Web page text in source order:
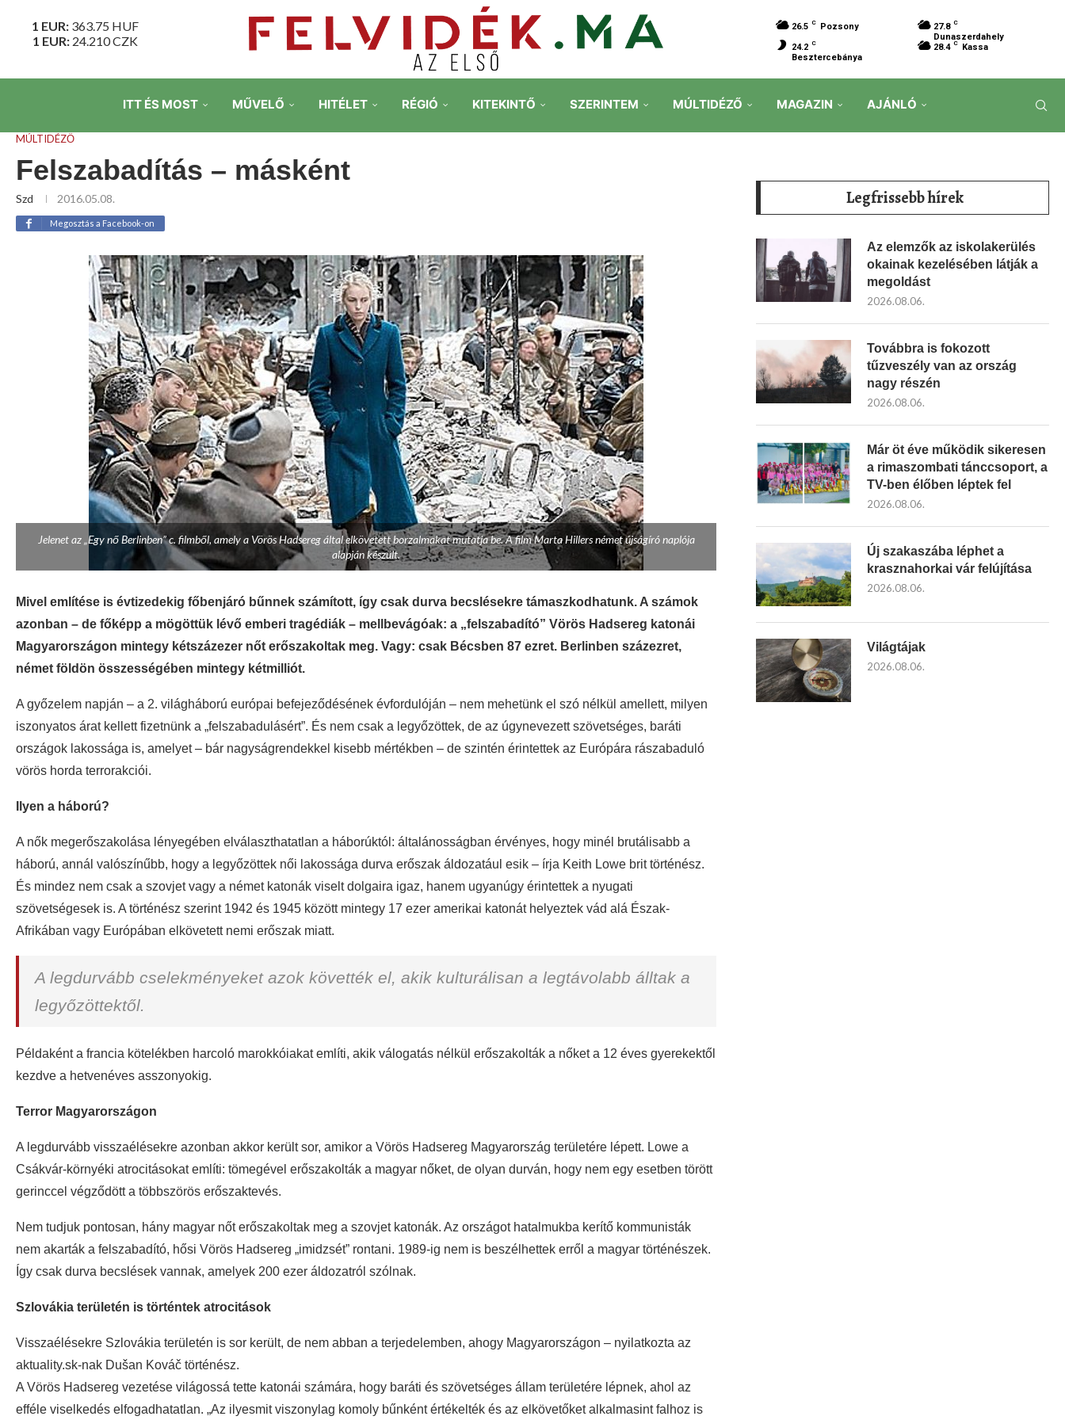
1 EUR: 363.75 HUF
1 EUR: 24.210CZK
26.5 C Pozsony 27.8 C
Dunaszerdahely
24.2 C
Besztercebánya
28.4 C Kassa
ITT ÉS MOST MŰVELŐ HITÉLET RÉGIÓ KITEKINTŐ SZERINTEM MÚLTIDÉZŐ MAGAZIN AJÁNLÓ
MÚLTIDÉZŐ
Felszabadítás – másként
Szd 2016.05.08.
Megosztás a Facebook-on
Jelenet az „Egy nő Berlinben” c. filmből, amely a Vörös Hadsereg által elkövetett borzalmakat mutatja be. A film Marta Hillers német újságíró naplója
alapján készült.
Mivel említése is évtizedekig főbenjáró bűnnek számított, így csak durva becslésekre támaszkodhatunk. A számok
azonban – de főképp a mögöttük lévő emberi tragédiák – mellbevágóak: a „felszabadító” Vörös Hadsereg katonái
Magyarországon mintegy kétszázezer nőt erőszakoltak meg. Vagy: csak Bécsben 87 ezret. Berlinben százezret,
német földön összességében mintegy kétmilliót.
A győzelem napján – a 2. világháború európai befejeződésének évfordulóján – nem mehetünk el szó nélkül amellett, milyen
iszonyatos árat kellett fizetnünk a „felszabadulásért”. És nem csak a legyőzöttek, de az úgynevezett szövetséges, baráti
országok lakossága is, amelyet – bár nagyságrendekkel kisebb mértékben – de szintén érintettek az Európára rászabaduló
vörös horda terrorakciói.
Ilyen a háború?
A nők megerőszakolása lényegében elválaszthatatlan a háborúktól: általánosságban érvényes, hogy minél brutálisabb a
háború, annál valószínűbb, hogy a legyőzöttek női lakossága durva erőszak áldozatául esik – írja Keith Lowe brit történész.
És mindez nem csak a szovjet vagy a német katonák viselt dolgaira igaz, hanem ugyanúgy érintettek a nyugati
szövetségesek is. A történész szerint 1942 és 1945 között mintegy 17 ezer amerikai katonát helyeztek vád alá Észak-
Afrikában vagy Európában elkövetett nemi erőszak miatt.
A legdurvább cselekményeket azok követték el, akik kulturálisan a legtávolabb álltak a
legyőzöttektől.
Példaként a francia kötelékben harcoló marokkóiakat említi, akik válogatás nélkül erőszakolták a nőket a 12 éves gyerekektől
kezdve a hetvenéves asszonyokig.
Terror Magyarországon
A legdurvább visszaélésekre azonban akkor került sor, amikor a Vörös Hadsereg Magyarország területére lépett. Lowe a
Csákvár-környéki atrocitásokat említi: tömegével erőszakolták a magyar nőket, de olyan durván, hogy nem egy esetben törött
gerinccel végződött a többszörös erőszaktevés.
Nem tudjuk pontosan, hány magyar nőt erőszakoltak meg a szovjet katonák. Az országot hatalmukba kerítő kommunisták
nem akarták a felszabadító, hősi Vörös Hadsereg „imidzsét” rontani. 1989-ig nem is beszélhettek erről a magyar történészek.
Így csak durva becslések vannak, amelyek 200 ezer áldozatról szólnak.
Szlovákia területén is történtek atrocitások
Visszaélésekre Szlovákia területén is sor került, de nem abban a terjedelemben, ahogy Magyarországon – nyilatkozta az
aktuality.sk-nak Dušan Kováč történész.
A Vörös Hadsereg vezetése világossá tette katonái számára, hogy baráti és szövetséges állam területére lépnek, ahol az
efféle viselkedés elfogadhatatlan. „Az ilyesmit viszonylag komoly bűnként értékelték és az elkövetőket alkalmasint falhoz is
Legfrissebb hírek
Az elemzők az iskolakerülés
okainak kezelésében látják a
megoldást
2026.08.06.
Továbbra is fokozott
tűzveszély van az ország
nagy részén
2026.08.06.
Már öt éve működik sikeresen
a rimaszombati tánccsoport, a
TV-ben élőben léptek fel
2026.08.06.
Új szakaszába léphet a
krasznahorkai vár felújítása
2026.08.06.
Világtájak
2026.08.06.